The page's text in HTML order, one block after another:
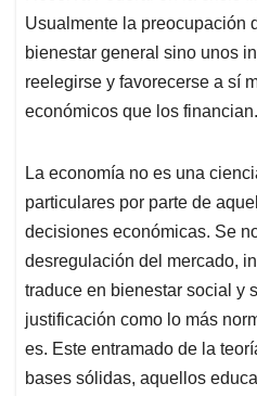
Usualmente la preocupación
bienestar general sino unos
reelegirse y favorecerse a sí
económicos que los financian.
La economía no es una
particulares por parte de
decisiones económicas. Se
desregulación del mercado,
traduce en bienestar social y
justificación como lo más
es. Este entramado de la
bases sólidas, aquellos